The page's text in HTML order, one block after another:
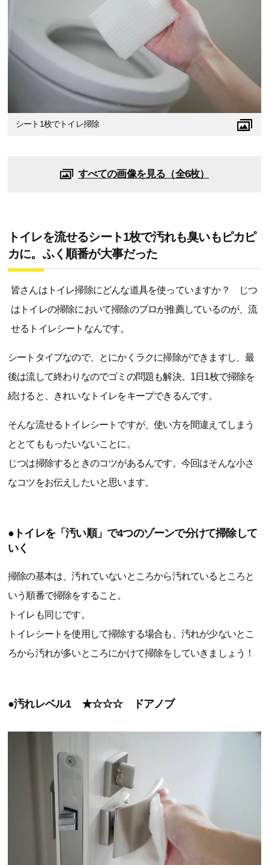
シート1枚でトイレ掃除
すべての画像を見る（全6枚）
トイレを流せるシート1枚で汚れも臭いもピカピ
カに。ふく順番が大事だった
皆さんはトイレ掃除にどんな道具を使っていますか？ じつ
はトイレの掃除において掃除のプロが推薦しているのが、流
せるトイレシートなんです。
シートタイプなので、とにかくラクに掃除ができますし、最
後は流して終わりなのでゴミの問題も解決。1日1枚で掃除を
続けると、きれいなトイレをキープできるんです。
そんな流せるトイレシートですが、使い方を間違えてしまう
ととてももったいないことに。
じつは掃除するときのコツがあるんです。今回はそんな小さ
なコツをお伝えしたいと思います。
●トイレを「汚い順」で4つのゾーンで分けて掃除して
いく
掃除の基本は、汚れていないところから汚れているところと
いう順番で掃除をすること。
トイレも同じです。
トイレシートを使用して掃除する場合も、汚れが少ないとこ
ろから汚れが多いところにかけて掃除をしていきましょう！
●汚れレベル1 ★☆☆☆ ドアノブ